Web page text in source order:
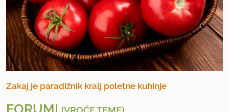
Zakaj je paradižnik kralj poletne kuhinje
FORUMI